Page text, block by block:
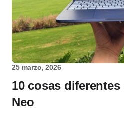
25 marzo, 2026
10 cosas
Neo